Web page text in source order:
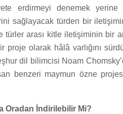
erdirmeyi denemek
sağlayacak türden bir
türler arası kitle iletişiminin bir
olarak hâlâ varlığını
dil bilimcisi Noam
benzeri maymun özne
Oradan İndirilebilir Mi?